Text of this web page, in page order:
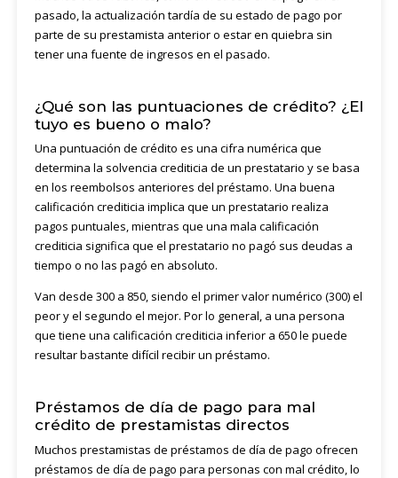
pasado, la actualización tardía de su estado de pago por
parte de su prestamista anterior o estar en quiebra sin
tener una fuente de ingresos en el pasado.
¿Qué son las puntuaciones de crédito? ¿El
tuyo es bueno o malo?
Una puntuación de crédito es una cifra numérica que
determina la solvencia crediticia de un prestatario y se basa
en los reembolsos anteriores del préstamo. Una buena
calificación crediticia implica que un prestatario realiza
pagos puntuales, mientras que una mala calificación
crediticia significa que el prestatario no pagó sus deudas a
tiempo o no las pagó en absoluto.
Van desde 300 a 850, siendo el primer valor numérico (300) el
peor y el segundo el mejor. Por lo general, a una persona
que tiene una calificación crediticia inferior a 650 le puede
resultar bastante difícil recibir un préstamo.
Préstamos de día de pago para mal
crédito de prestamistas directos
Muchos prestamistas de préstamos de día de pago ofrecen
préstamos de día de pago para personas con mal crédito, lo